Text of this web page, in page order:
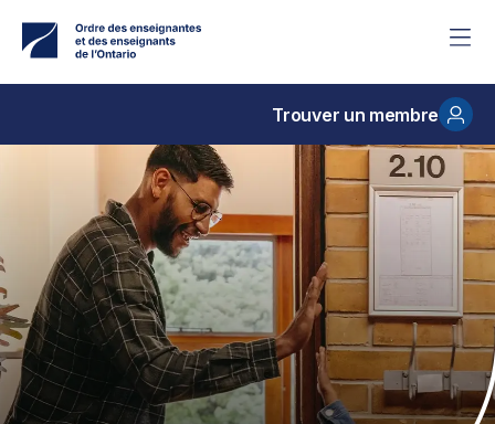
contenu
Trouver un membre